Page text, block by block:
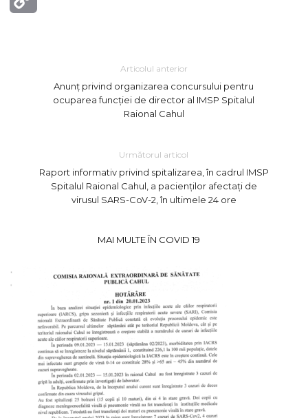
Articolul anterior
Anunț privind organizarea concursului pentru
ocuparea funcției de director al IMSP Spitalul
Raional Cahul
Următorul articol
Raport informativ privind spitalizarea, în cadrul IMSP
Spitalul Raional Cahul, a pacienților afectați de
virusul SARS-CoV-2, în ultimele 24 ore
MAI MULTE ÎN COVID 19